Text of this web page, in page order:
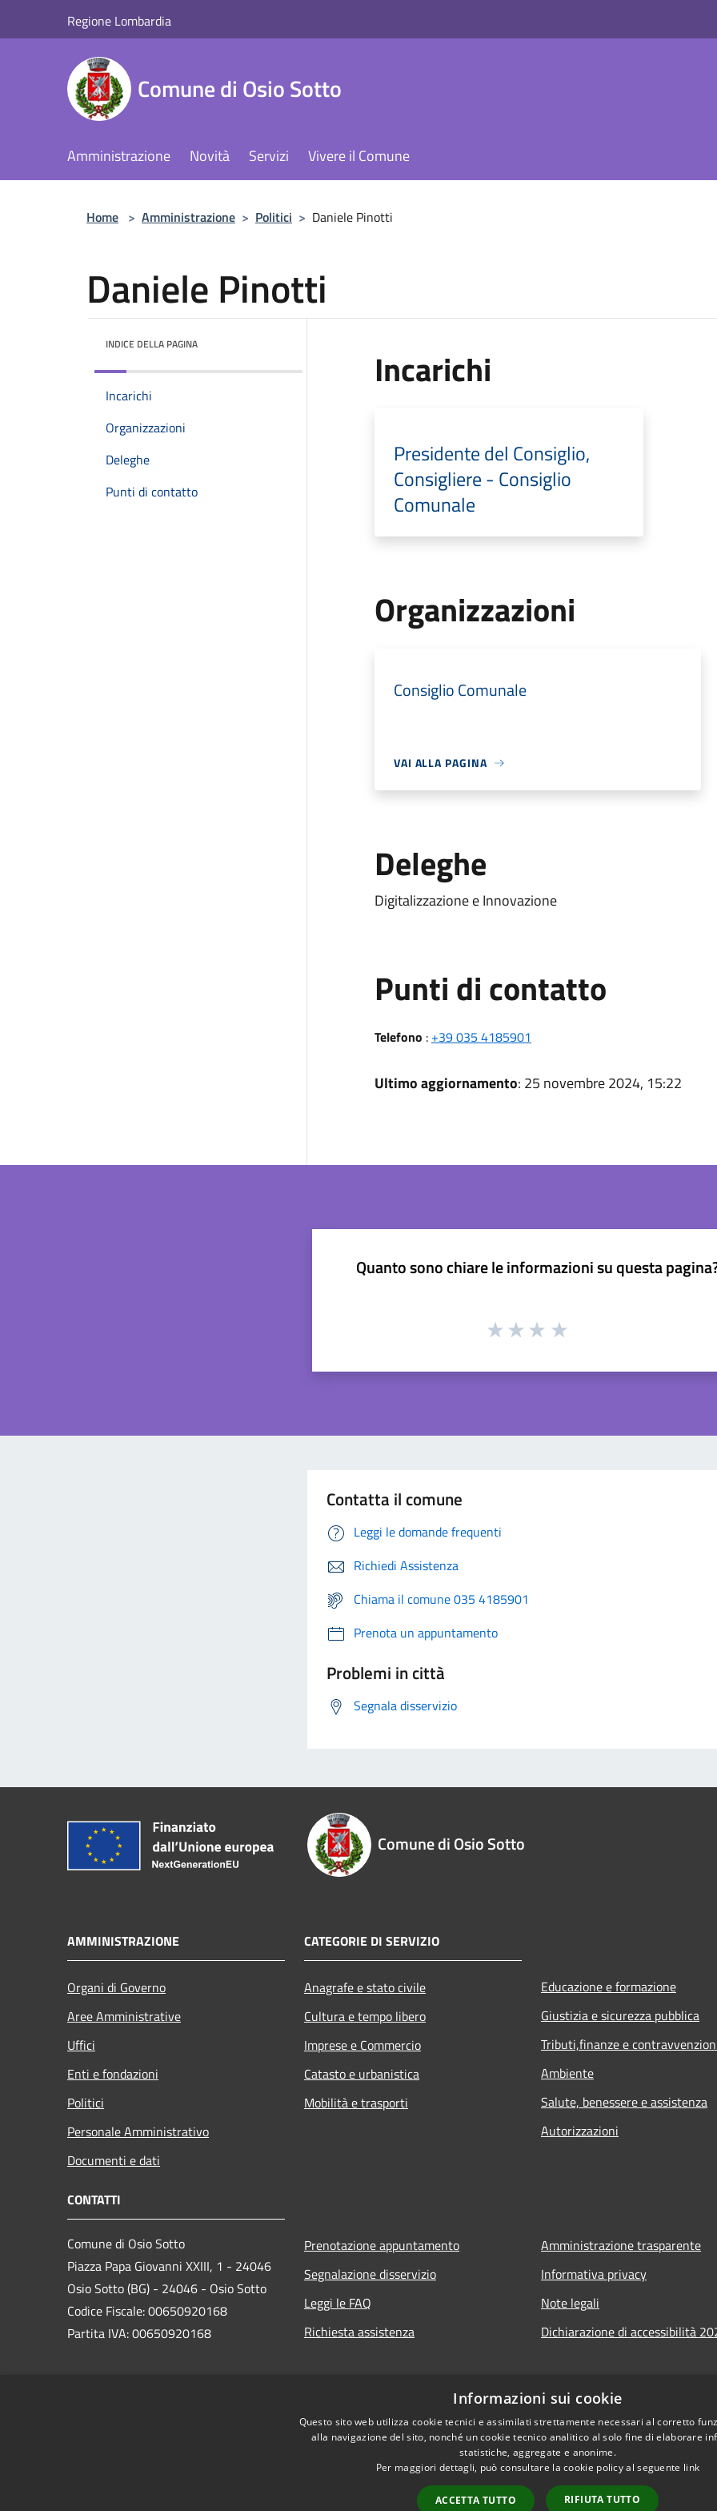
Regione Lombardia
Comune di Osio Sotto
Amministrazione Novità Servizi Vivere il Comune
Home > Amministrazione > Politici > Daniele Pinotti
Daniele Pinotti
INDICE DELLA PAGINA
Incarichi
Organizzazioni
Deleghe
Punti di contatto
Incarichi
Presidente del Consiglio,
Consigliere - Consiglio
Comunale
Organizzazioni
Consiglio Comunale
VAI ALLA PAGINA
Deleghe
Digitalizzazione e Innovazione
Punti di contatto
Telefono : +39 035 4185901
Ultimo aggiornamento: 25 novembre 2024, 15:22
Quanto sono chiare le informazioni su questa
Contatta il comune
Leggi le domande frequenti
Richiedi Assistenza
Chiama il comune 035 4185901
Prenota un appuntamento
Problemi in città
Segnala disservizio
Comune di Osio Sotto
AMMINISTRAZIONE
Organi di Governo
Aree Amministrative
Uffici
Enti e fondazioni
Politici
Personale Amministrativo
Documenti e dati
CATEGORIE DI SERVIZIO
Anagrafe e stato civile
Cultura e tempo libero
Imprese e Commercio
Catasto e urbanistica
Mobilità e trasporti
Educazione e formazione
Giustizia e sicurezza pubblica
Tributi,finanze e
Ambiente
Salute, benessere e assistenza
Autorizzazioni
CONTATTI
Comune di Osio Sotto
Piazza Papa Giovanni XXIII, 1 - 24046
Osio Sotto (BG) - 24046 - Osio Sotto
Codice Fiscale: 00650920168
Partita IVA: 00650920168
Prenotazione appuntamento
Segnalazione disservizio
Leggi le FAQ
Richiesta assistenza
Amministrazione trasparente
Informativa privacy
Note legali
Dichiarazione di accessibilità
Informazioni sui cookie
Questo sito web utilizza cookie tecnici e assimilati strettamente necessari al corretto
alla navigazione del sito, nonché un cookie tecnico analitico al solo fine di elaborare
statistiche, aggregate e anonime.
Per maggiori dettagli, può consultare la cookie policy al seguente link
ACCETTA TUTTO RIFIUTA TUTTO